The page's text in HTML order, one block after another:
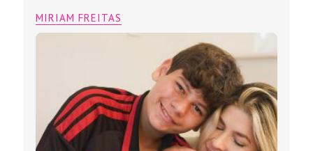
MIRIAM FREITAS